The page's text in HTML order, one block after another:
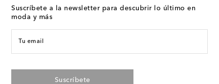
Suscríbete a la newsletter para descubrir lo último en
moda y más
Tu email
Suscríbete